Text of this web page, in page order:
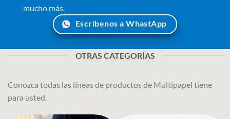
mucho más.
Escríbenos a WhastApp
OTRAS CATEGORÍAS
Conozca todas las líneas de productos de Multipapel tiene
para usted.